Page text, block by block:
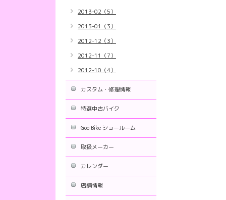
2013-02（5）
2013-01（3）
2012-12（3）
2012-11（7）
2012-10（4）
カスタム・修理情報
特選中古バイク
Goo Bike ショールーム
取扱メーカー
カレンダー
店舗情報